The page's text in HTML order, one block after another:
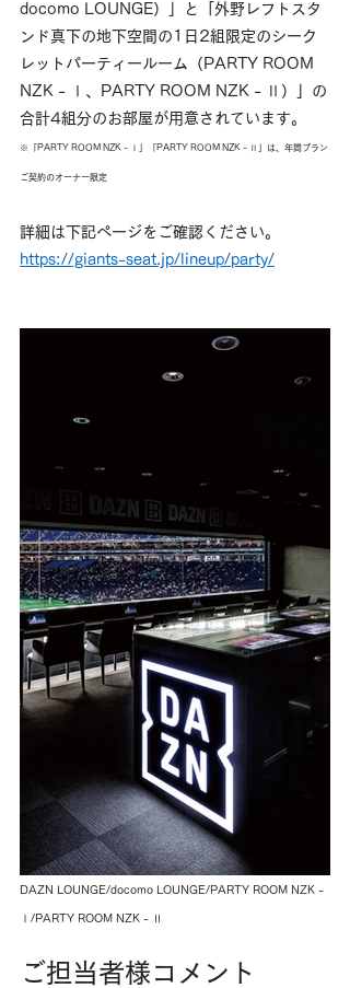
docomo LOUNGE）」と「外野レフトスタ
ンド真下の地下空間の1日2組限定のシーク
レットパーティールーム（PARTY ROOM
NZK - Ⅰ、PARTY ROOM NZK - Ⅱ）」の
合計4組分のお部屋が用意されています。
※「PARTY ROOM NZK - Ⅰ」「PARTY ROOM NZK - Ⅱ」は、年間プラン
ご契約のオーナー限定
詳細は下記ページをご確認ください。
https://giants-seat.jp/lineup/party/
DAZN LOUNGE/docomo LOUNGE/PARTY ROOM NZK -
Ⅰ/PARTY ROOM NZK - Ⅱ
ご担当者様コメント